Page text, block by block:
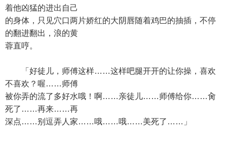
着他凶猛的进出自己
的身体，只见穴口两片娇红的大阴唇随着鸡巴的抽插，不停
的翻进翻出，浪的黄
蓉直哼。
「好徒儿，师傅这样……这样吧腿开开的让你操，喜欢
不喜欢？喔……师傅
被你弄的流了多好水哦！啊……亲徒儿……师傅给你……肏
死了……再来……再
深点……别逗弄人家……哦……哦……美死了……」